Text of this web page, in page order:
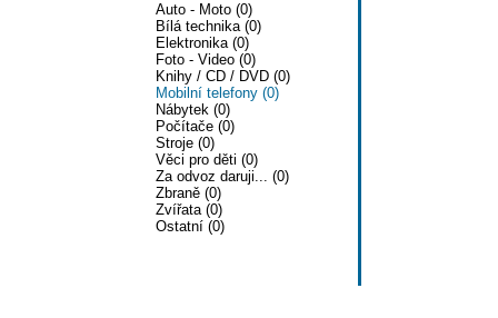
Auto - Moto (0)
Bílá technika (0)
Elektronika (0)
Foto - Video (0)
Knihy / CD / DVD (0)
Mobilní telefony (0)
Nábytek (0)
Počítače (0)
Stroje (0)
Věci pro děti (0)
Za odvoz daruji... (0)
Zbraně (0)
Zvířata (0)
Ostatní (0)